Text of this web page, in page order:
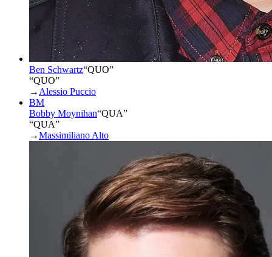
Ben Schwartz“QUO”
“QUO”
→ Alessio Puccio
BM
Bobby Moynihan“QUA”
“QUA”
→Massimiliano Alto